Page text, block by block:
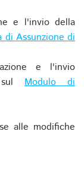
e l'invio della
di Assunzione di
e l'invio
Modulo di
alle modifiche